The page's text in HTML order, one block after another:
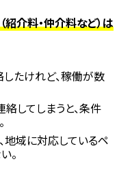
介料・仲介料など）は
たけれど、稼働が数
してしまうと、条件
地域に対応しているペ
。